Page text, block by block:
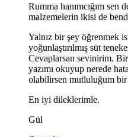
Rumma hanımcığım sen
malzemelerin ikisi de
Yalnız bir şey öğrenmek
yoğunlaştırılmış süt
Cevaplarsan sevinirim.
yazımı okuyup nerede
olabilirsen mutluluğum bir
En iyi dileklerimle.
Gül